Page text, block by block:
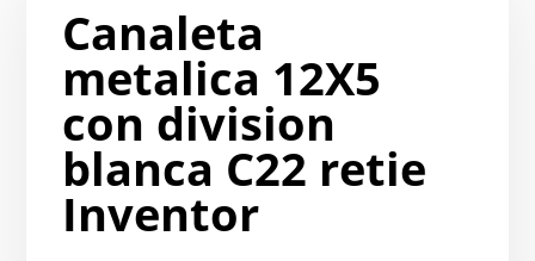
Canaleta
metalica 12X5
con division
blanca C22 retie
Inventor